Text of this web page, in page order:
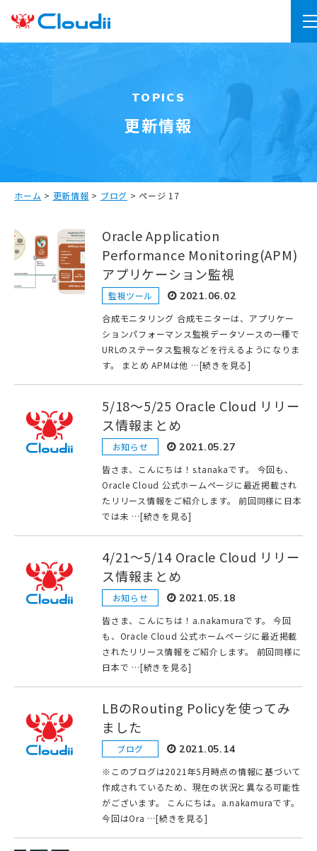
TOPICS
更新情報
ホーム > 更新情報 > ブログ > ページ 17
Oracle Application
Performance Monitoring(APM)
アプリケーション監視
監視ツール 2021.06.02
合成モニタリング 合成モニターは、アプリケー
ションパフォーマンス監視データソースの一種で
URLのステータス監視などを行えるようになりま
す。 まとめ APMは他 …[続きを見る]
5/18〜5/25 Oracle Cloud リリー
ス情報まとめ
お知らせ 2021.05.27
皆さま、こんにちは！s.tanakaです。 今回も、
Oracle Cloud 公式ホームページに最近掲載され
たリリース情報をご紹介します。 前回同様に日本
では未 …[続きを見る]
4/21〜5/14 Oracle Cloud リリー
ス情報まとめ
お知らせ 2021.05.18
皆さま、こんにちは！a.nakamuraです。 今回
も、Oracle Cloud 公式ホームページに最近掲載
されたリリース情報をご紹介します。 前回同様に
日本で …[続きを見る]
LBのRouting Policyを使ってみ
ました
ブログ 2021.05.14
※このブログは2021年5月時点の情報に基づいて
作成されているため、現在の状況と異なる可能性
がございます。 こんにちは。a.nakamuraです。
今回はOra …[続きを見る]